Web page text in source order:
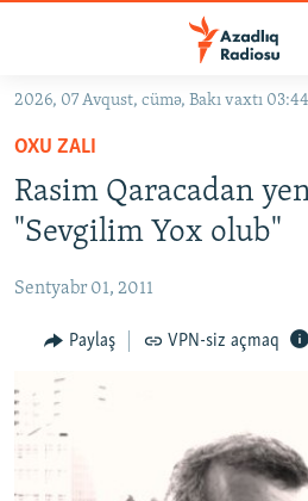
Əsas
qayıt
Əsas
naviqasiyaya
qayıt
Axtarışa
KORRUPSIOMETR
#ƏSLINDƏ
FƏRQƏ BAX
QANUNI DOĞRU
ARAŞDIRMA
MULTIMEDIA
VIDEO
RADIO ARXIV
2026, 07 Avqust, cümə, Bakı vaxtı 03:44
OXU ZALI
Rasim Qaracadan
"Sevgilim Yox olub"
Sentyabr 01, 2011
Paylaş VPN-siz açmaq